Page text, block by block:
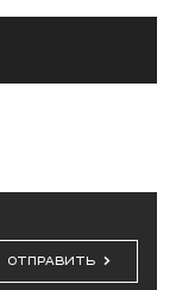
ОТПРАВИТЬ